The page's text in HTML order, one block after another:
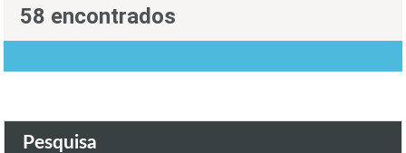
58 encontrados
Pesquisa